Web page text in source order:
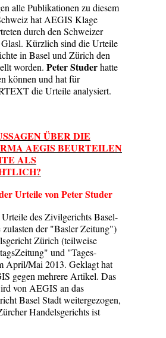
alle Publikationen zu diesem
hat AEGIS Klage
durch den Schweizer
Kürzlich sind die Urteile
in Basel und Zürich den
worden. Peter Studerhatte
können und hat für
die Urteile analysiert.
ÜBER DIE
AEGIS BEURTEILEN
ALS
Urteile von Peter Studer
des Zivilgerichts Basel-
zulasten der "Basler Zeitung")
Zürich (teilweise
und "Tages-
April/Mai 2013. Geklagt hat
gegen mehrere Artikel. Das
von AEGIS an das
Basel Stadt weitergezogen,
Handelsgerichts ist